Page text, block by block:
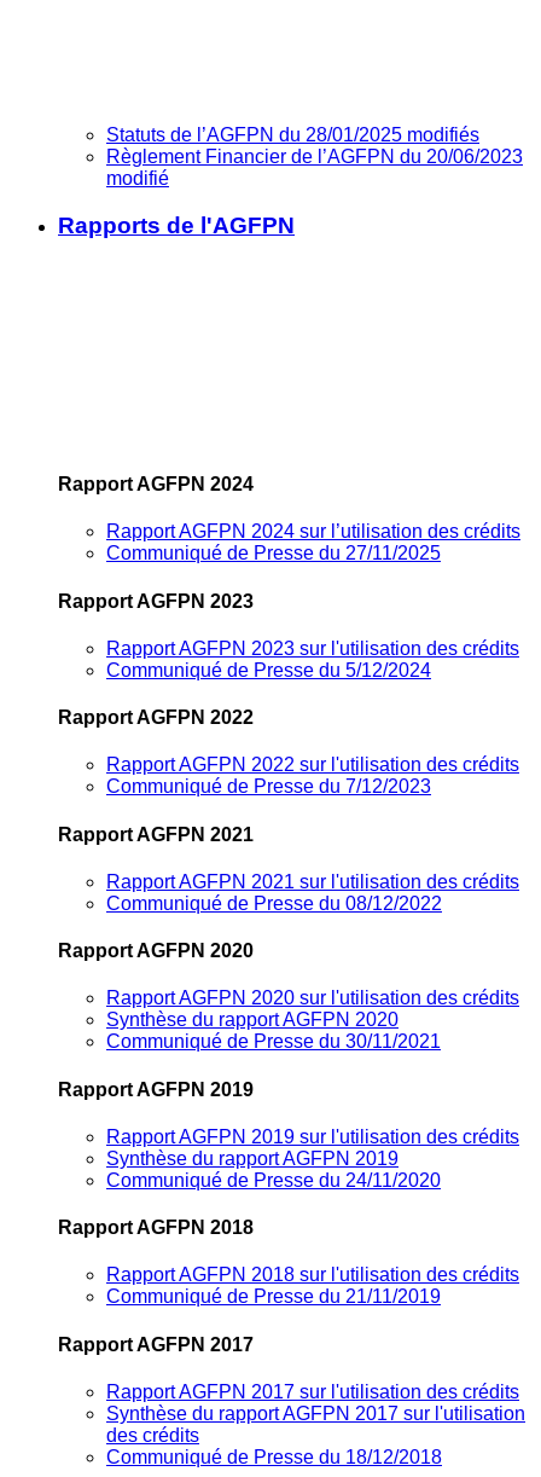
Statuts de l’AGFPN du 28/01/2025 modifiés
Règlement Financier de l’AGFPN du 20/06/2023
modifié
Rapports de l'AGFPN
Rapport AGFPN 2024
Rapport AGFPN 2024 sur l’utilisation des crédits
Communiqué de Presse du 27/11/2025
Rapport AGFPN 2023
Rapport AGFPN 2023 sur l'utilisation des crédits
Communiqué de Presse du 5/12/2024
Rapport AGFPN 2022
Rapport AGFPN 2022 sur l'utilisation des crédits
Communiqué de Presse du 7/12/2023
Rapport AGFPN 2021
Rapport AGFPN 2021 sur l'utilisation des crédits
Communiqué de Presse du 08/12/2022
Rapport AGFPN 2020
Rapport AGFPN 2020 sur l'utilisation des crédits
Synthèse du rapport AGFPN 2020
Communiqué de Presse du 30/11/2021
Rapport AGFPN 2019
Rapport AGFPN 2019 sur l'utilisation des crédits
Synthèse du rapport AGFPN 2019
Communiqué de Presse du 24/11/2020
Rapport AGFPN 2018
Rapport AGFPN 2018 sur l'utilisation des crédits
Communiqué de Presse du 21/11/2019
Rapport AGFPN 2017
Rapport AGFPN 2017 sur l'utilisation des crédits
Synthèse du rapport AGFPN 2017 sur l'utilisation
des crédits
Communiqué de Presse du 18/12/2018